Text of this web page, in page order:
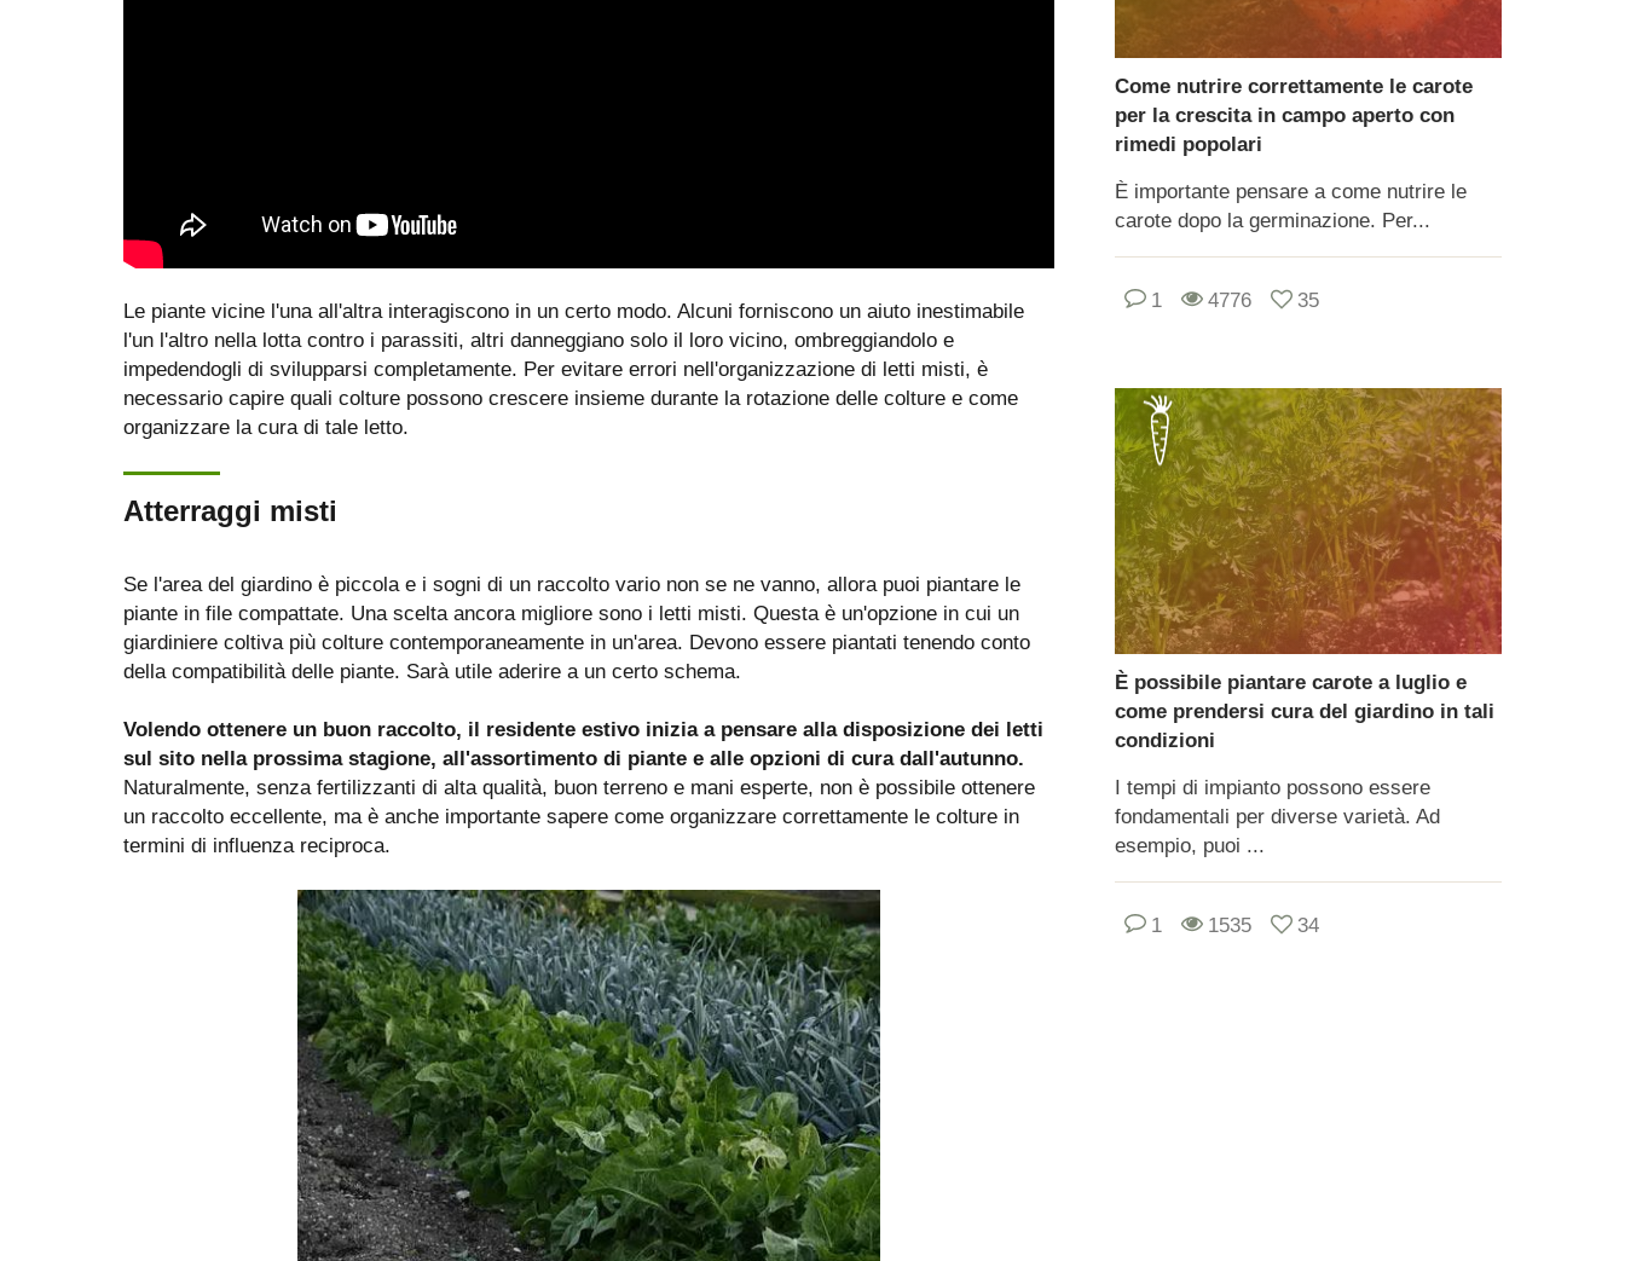
Le piante vicine l'una all'altra interagiscono in un certo modo. Alcuni forniscono un aiuto inestimabile
l'un l'altro nella lotta contro i parassiti, altri danneggiano solo il loro vicino, ombreggiandolo e
impedendogli di svilupparsi completamente. Per evitare errori nell'organizzazione di letti misti, è
necessario capire quali colture possono crescere insieme durante la rotazione delle colture e come
organizzare la cura di tale letto.
Atterraggi misti
Se l'area del giardino è piccola e i sogni di un raccolto vario non se ne vanno, allora puoi piantare le
piante in file compattate. Una scelta ancora migliore sono i letti misti. Questa è un'opzione in cui un
giardiniere coltiva più colture contemporaneamente in un'area. Devono essere piantati tenendo conto
della compatibilità delle piante. Sarà utile aderire a un certo schema.
Volendo ottenere un buon raccolto, il residente estivo inizia a pensare alla disposizione dei letti
sul sito nella prossima stagione, all'assortimento di piante e alle opzioni di cura dall'autunno.
Naturalmente, senza fertilizzanti di alta qualità, buon terreno e mani esperte, non è possibile ottenere
un raccolto eccellente, ma è anche importante sapere come organizzare correttamente le colture in
termini di influenza reciproca.
Come nutrire correttamente le carote
per la crescita in campo aperto con
rimedi popolari
È importante pensare a come nutrire le
carote dopo la germinazione. Per...
1 4776 35
È possibile piantare carote a luglio e
come prendersi cura del giardino in tali
condizioni
I tempi di impianto possono essere
fondamentali per diverse varietà. Ad
esempio, puoi ...
1 1535 34